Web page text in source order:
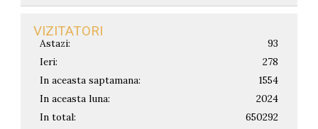
VIZITATORI
Astazi:
93
Ieri:
278
In aceasta saptamana:
1554
In aceasta luna:
2024
In total:
650292